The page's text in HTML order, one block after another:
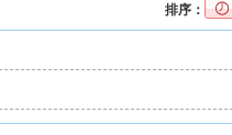
排序：